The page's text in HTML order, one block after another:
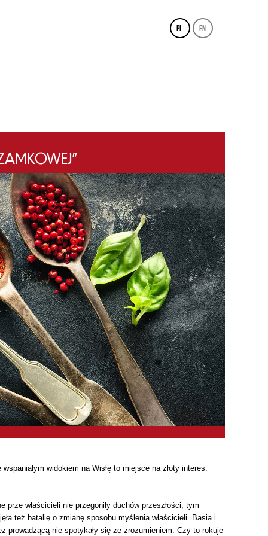
pl en
widokiem na Wisłę to miejsce na złoty interes.
właścicieli nie przegoniły duchów przeszłości, tym
też batalię o zmianę sposobu myślenia właścicieli. Basia i
prowadzącą nie spotykały się ze zrozumieniem. Czy to rokuje